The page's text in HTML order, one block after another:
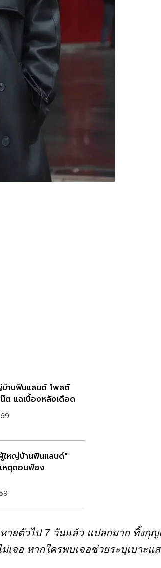
านฟินแลนด์ โพสต์
ต แฉเบื้องหลังเดือด
ใหญ่บ้านฟินแลนด์"
หตุถอนฟ้อง
ายตัวไป 7 วันแล้ว แปลกมาก ทิ้งกุ
จอ หากใครพบเจอช่วยระบุเบาะแส